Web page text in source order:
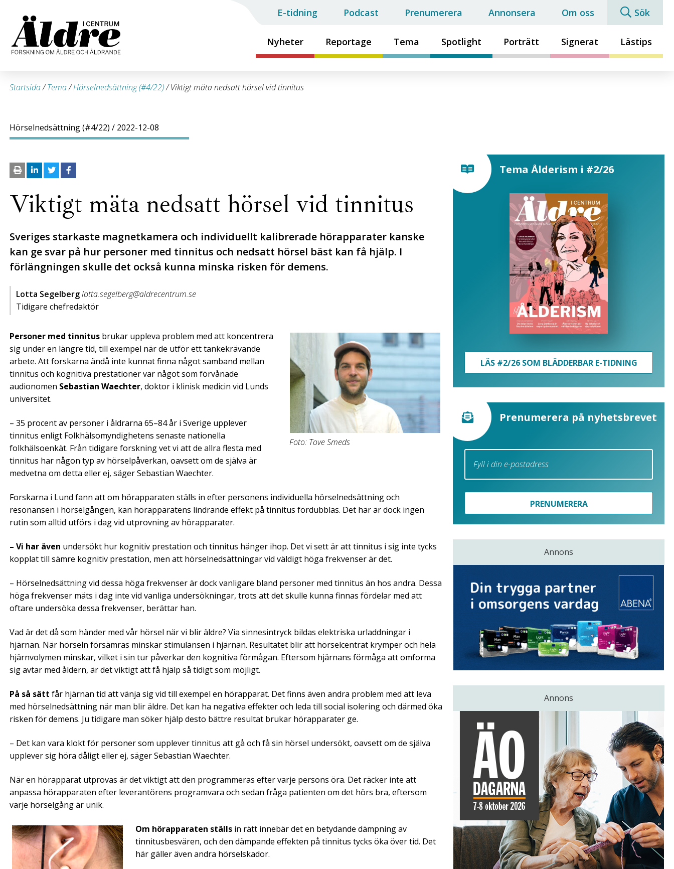
Nyheter Reportage Tema Spotlight Porträtt Signerat Lästips
E-tidning Podcast Prenumerera Annonsera Om oss Sök
Startsida/Tema/Hörselnedsättning (#4/22)/Viktigt mäta nedsatt hörsel vid tinnitus
Hörselnedsättning (#4/22) / 2022-12-08
Viktigt mäta nedsatt hörsel vid tinnitus
Sveriges starkaste magnetkamera och individuellt kalibrerade hörapparater kanske
kan ge svar på hur personer med tinnitus och nedsatt hörsel bäst kan få hjälp. I
förlängningen skulle det också kunna minska risken för demens.
Lotta Segelberglotta.segelberg@aldrecentrum.se
Tidigare chefredaktör
Foto: Tove Smeds
Personer med tinnitus brukar uppleva problem med att koncentrera
sig under en längre tid, till exempel när de utför ett tankekrävande
arbete. Att forskarna ändå inte kunnat finna något samband mellan
tinnitus och kognitiva prestationer var något som förvånade
audionomen Sebastian Waechter, doktor i klinisk medicin vid Lunds
universitet.
– 35 procent av personer i åldrarna 65–84 år i Sverige upplever
tinnitus enligt Folkhälsomyndighetens senaste nationella
folkhälsoenkät. Från tidigare forskning vet vi att de allra flesta med
tinnitus har någon typ av hörselpåverkan, oavsett om de själva är
medvetna om detta eller ej, säger Sebastian Waechter.
Forskarna i Lund fann att om hörapparaten ställs in efter personens individuella hörselnedsättning och
resonansen i hörselgången, kan hörapparatens lindrande effekt på tinnitus fördubblas. Det här är dock ingen
rutin som alltid utförs i dag vid utprovning av hörapparater.
– Vi har även undersökt hur kognitiv prestation och tinnitus hänger ihop. Det vi sett är att tinnitus i sig inte tycks
kopplat till sämre kognitiv prestation, men att hörselnedsättningar vid väldigt höga frekvenser är det.
– Hörselnedsättning vid dessa höga frekvenser är dock vanligare bland personer med tinnitus än hos andra. Dessa
höga frekvenser mäts i dag inte vid vanliga undersökningar, trots att det skulle kunna finnas fördelar med att
oftare undersöka dessa frekvenser, berättar han.
Vad är det då som händer med vår hörsel när vi blir äldre? Via sinnesintryck bildas elektriska urladdningar i
hjärnan. När hörseln försämras minskar stimulansen i hjärnan. Resultatet blir att hörselcentrat krymper och hela
hjärnvolymen minskar, vilket i sin tur påverkar den kognitiva förmågan. Eftersom hjärnans förmåga att omforma
sig avtar med åldern, är det viktigt att få hjälp så tidigt som möjligt.
På så sätt får hjärnan tid att vänja sig vid till exempel en hörapparat. Det finns även andra problem med att leva
med hörselnedsättning när man blir äldre. Det kan ha negativa effekter och leda till social isolering och därmed öka
risken för demens. Ju tidigare man söker hjälp desto bättre resultat brukar hörapparater ge.
– Det kan vara klokt för personer som upplever tinnitus att gå och få sin hörsel undersökt, oavsett om de själva
upplever sig höra dåligt eller ej, säger Sebastian Waechter.
När en hörapparat utprovas är det viktigt att den programmeras efter varje persons öra. Det räcker inte att
anpassa hörapparaten efter leverantörens programvara och sedan fråga patienten om det hörs bra, eftersom
varje hörselgång är unik.
Om hörapparaten ställs in rätt innebär det en betydande dämpning av
tinnitusbesvären, och den dämpande effekten på tinnitus tycks öka över tid. Det
här gäller även andra hörselskador.
Tema Ålderism i #2/26
LÄS #2/26 SOM BLÄDDERBAR E-TIDNING
Prenumerera på nyhetsbrevet
PRENUMERERA
Annons
Annons